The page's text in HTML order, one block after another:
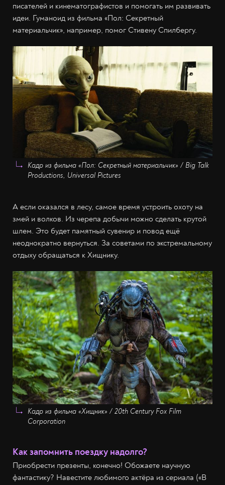
писателей и кинематографистов и помогать им развивать
идеи. Гуманоид из фильма «Пол: Секретный
материальчик», например, помог Стивену Спилбергу.
Кадр из фильма «Пол: Секретный материальчик» / Big Talk
Productions, Universal Pictures
А если оказался в лесу, самое время устроить охоту на
змей и волков. Из черепа добычи можно сделать крутой
шлем. Это будет памятный сувенир и повод ещё
неоднократно вернуться. За советами по экстремальному
отдыху обращаться к Хищнику.
Кадр из фильма «Хищник» / 20th Century Fox Film
Corporation
Как запомнить поездку надолго?
Приобрести презенты, конечно! Обожаете научную
фантастику? Навестите любимого актёра из сериала («В